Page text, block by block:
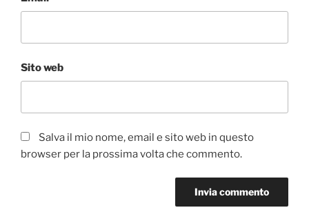
Sito web
Salva il mio nome, email e sito web in questo
browser per la prossima volta che commento.